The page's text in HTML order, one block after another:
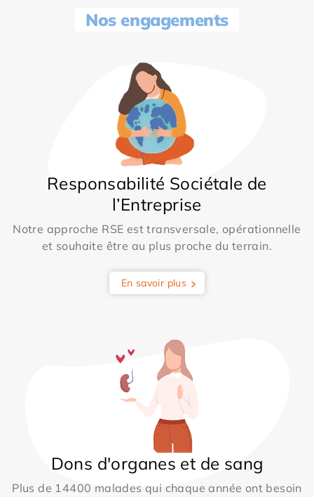
Nos engagements
Responsabilité Sociétale de
l’Entreprise
Notre approche RSE est transversale, opérationnelle
et souhaite être au plus proche du terrain.
En savoir plus
Dons d'organes et de sang
Plus de 14400 malades qui chaque année ont besoin